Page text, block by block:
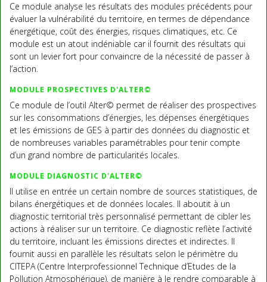
Ce module analyse les résultats des modules précédents pour
évaluer la vulnérabilité du territoire, en termes de dépendance
énergétique, coût des énergies, risques climatiques, etc. Ce
module est un atout indéniable car il fournit des résultats qui
sont un levier fort pour convaincre de la nécessité de passer à
l’action.
MODULE PROSPECTIVES D'ALTER©
Ce module de l’outil Alter© permet de réaliser des prospectives
sur les consommations d’énergies, les dépenses énergétiques
et les émissions de GES à partir des données du diagnostic et
de nombreuses variables paramétrables pour tenir compte
d’un grand nombre de particularités locales.
MODULE DIAGNOSTIC D'ALTER©
Il utilise en entrée un certain nombre de sources statistiques, de
bilans énergétiques et de données locales. Il aboutit à un
diagnostic territorial très personnalisé permettant de cibler les
actions à réaliser sur un territoire. Ce diagnostic reflète l’activité
du territoire, incluant les émissions directes et indirectes. Il
fournit aussi en parallèle les résultats selon le périmètre du
CITEPA (Centre Interprofessionnel Technique d’Etudes de la
Pollution Atmosphérique), de manière à le rendre comparable à